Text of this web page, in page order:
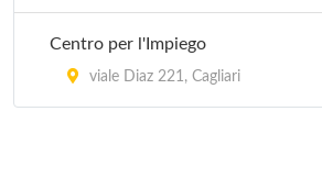
Centro per l'Impiego
viale Diaz 221, Cagliari